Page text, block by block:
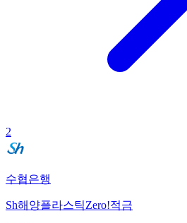
2
수협은행
Sh해양플라스틱Zero!적금